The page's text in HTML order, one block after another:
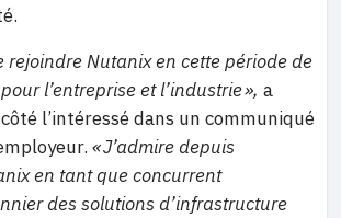
rejoindre Nutanix en cette période de
l’entreprise et l’industrie », a
l’intéressé dans un communiqué
« J’admire depuis
en tant que concurrent
des solutions d’infrastructure